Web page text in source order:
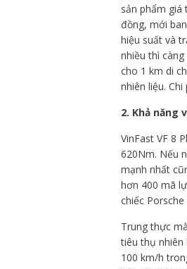
sản phẩm giá
đồng, mới
hiệu suất và
nhiều thì
cho 1 km di
nhiên liệu.
2. Khả năng
VinFast VF 8
620Nm. Nếu
mạnh nhất
hơn 400 mã
chiếc
Trung thực
tiêu thụ nhiên
100 km/h